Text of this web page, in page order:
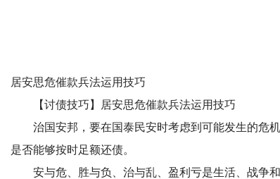
居安思危催款兵法运用技巧
【讨债技巧】居安思危催款兵法运用技巧
治国安邦，要在国泰民安时考虑到可能发生的危机;
是否能够按时足额还债。
安与危、胜与负、治与乱、盈利亏是生活、战争和